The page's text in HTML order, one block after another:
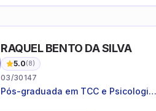
RAQUEL BENTO DA SILVA
5.0(8)
03/30147
Pós-graduada em TCC e Psicologia